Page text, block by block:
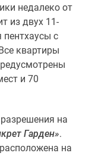
недалеко от
из двух 11-
с
квартиры
и 70
на
Гарден».
на